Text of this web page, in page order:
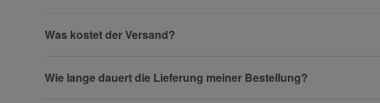
Telefon
Was kostet der Versand?
Wie lange dauert die Lieferung meiner Bestellung?